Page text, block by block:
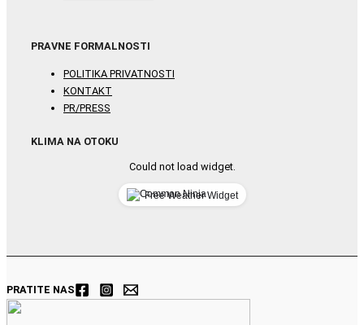
PRAVNE FORMALNOSTI
POLITIKA PRIVATNOSTI
KONTAKT
PR/PRESS
KLIMA NA OTOKU
Could not load widget.
Free Weather Widget
PRATITE NAS